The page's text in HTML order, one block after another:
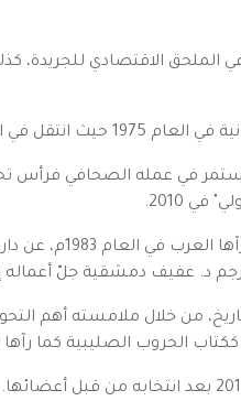
الملحق الاقتصادي للجريدة،
مقيماً فيها حتى اليوم.
في عمله الصحافي فرأس
2010.
أصدر أول
د. عفيف دمشقية جلّ أعماله
من خلال ملامسته أهم
ككتاب الحروب الصليبية كما